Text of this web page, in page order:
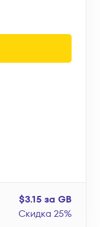
$3.15 за GB
Скидка 25%